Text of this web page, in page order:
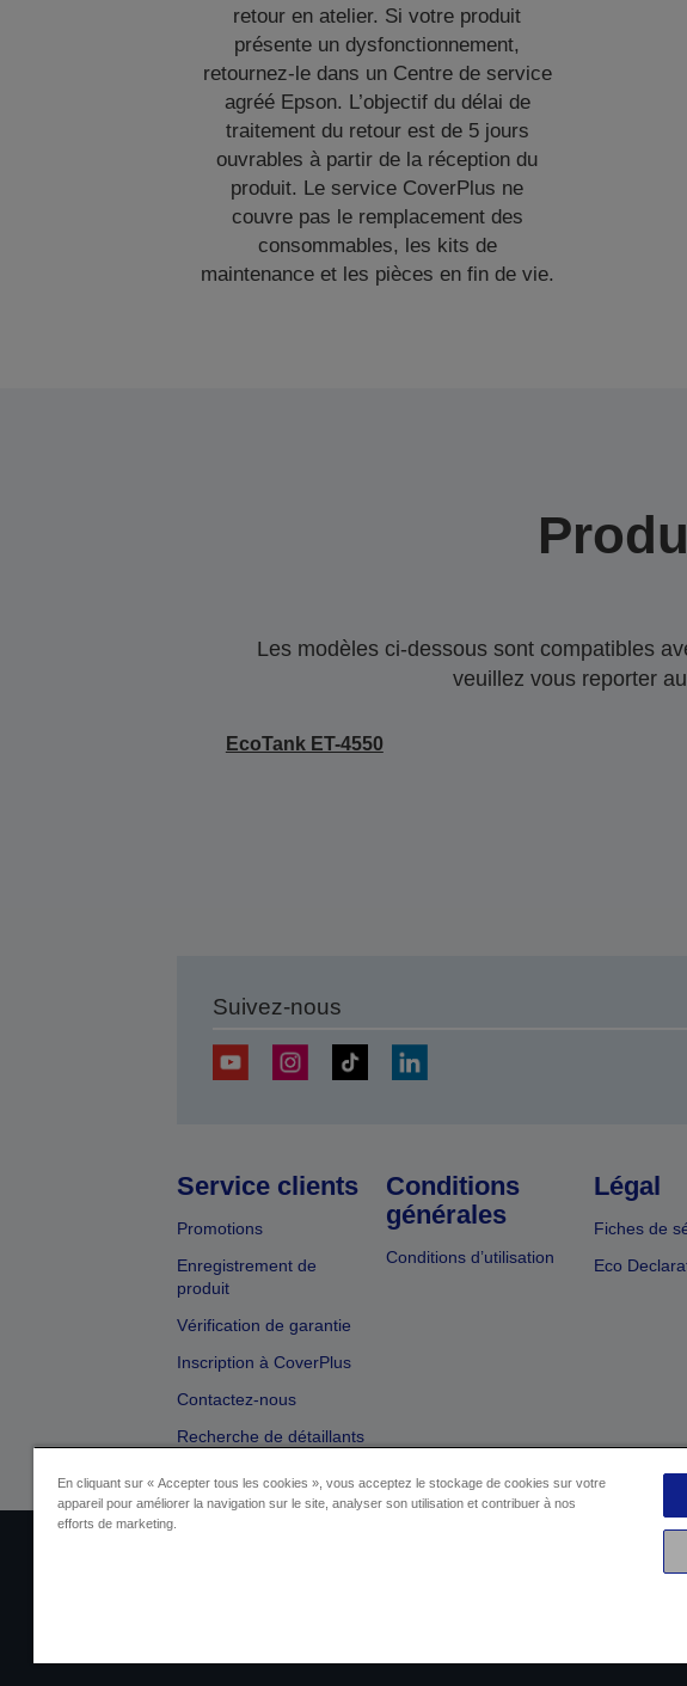
retour en atelier. Si votre produit
présente un dysfonctionnement,
retournez-le dans un Centre de service
agréé Epson. L’objectif du délai de
traitement du retour est de 5 jours
ouvrables à partir de la réception du
produit. Le service CoverPlus ne
couvre pas le remplacement des
consommables, les kits de
maintenance et les pièces en fin de vie.
Les modèles ci-dessous sont compatibles
veuillez vous reporter
EcoTank ET-4550
Suivez-nous
Service clients
Promotions
Enregistrement de
produit
Vérification de garantie
Inscription à CoverPlus
Contactez-nous
Recherche de détaillants
Conditions
générales
Conditions d’utilisation
Légal
Fiches de
Eco
En cliquant sur « Accepter tous les cookies », vous acceptez le stockage de cookies sur votre
appareil pour améliorer la navigation sur le site, analyser son utilisation et contribuer à nos
efforts de marketing.